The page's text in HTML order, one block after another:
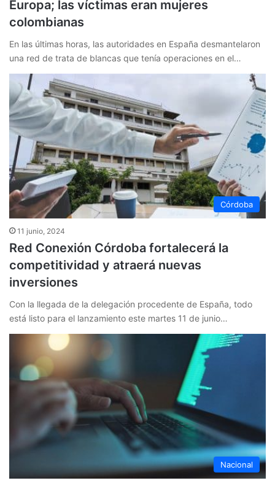
Europa; las víctimas eran mujeres
colombianas
En las últimas horas, las autoridades en España desmantelaron
una red de trata de blancas que tenía operaciones en el…
Córdoba
11 junio, 2024
Red Conexión Córdoba fortalecerá la
competitividad y atraerá nuevas
inversiones
Con la llegada de la delegación procedente de España, todo
está listo para el lanzamiento este martes 11 de junio…
Nacional